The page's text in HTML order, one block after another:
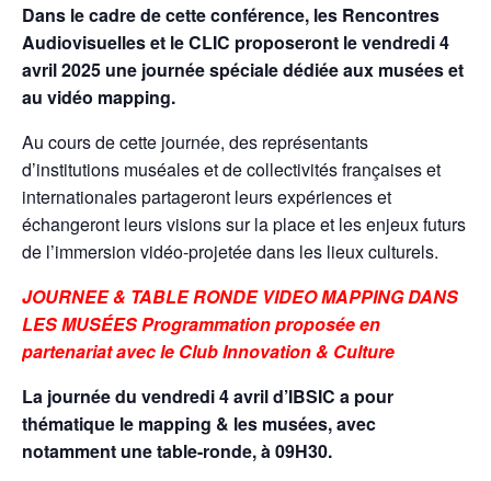
Dans le cadre de cette conférence, les Rencontres
Audiovisuelles et le CLIC proposeront le vendredi 4
avril 2025 une journée spéciale dédiée aux musées et
au vidéo mapping.
Au cours de cette journée, des représentants
d’institutions muséales et de collectivités françaises et
internationales partageront leurs expériences et
échangeront leurs visions sur la place et les enjeux futurs
de l’immersion vidéo-projetée dans les lieux culturels.
JOURNEE & TABLE RONDE VIDEO MAPPING DANS
LES MUSÉES Programmation proposée en
partenariat avec le Club Innovation & Culture
La journée du vendredi 4 avril d’IBSIC a pour
thématique le mapping & les musées, avec
notamment une table-ronde, à 09H30.